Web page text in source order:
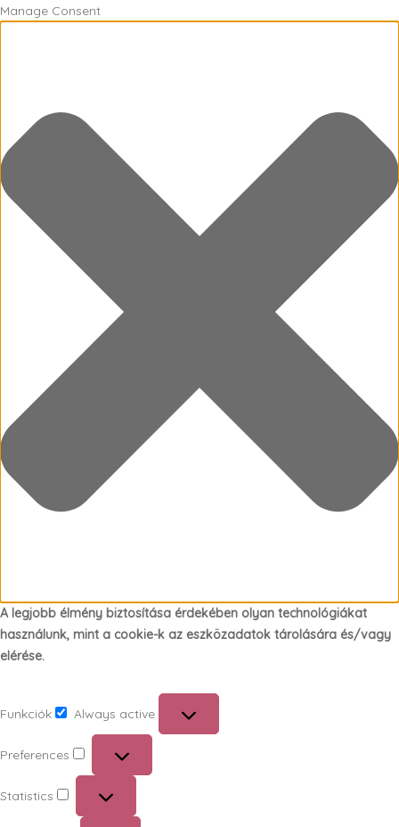
Manage Consent
A legjobb élmény biztosítása érdekében olyan technológiákat
használunk, mint a cookie-k az eszközadatok tárolására és/vagy
elérése.
Funkciók
Always active
Preferences
Preferences
Statistics
Statistics